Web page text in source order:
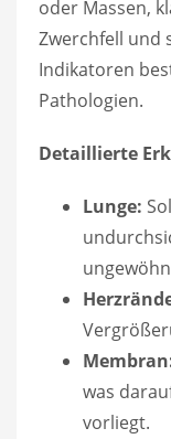
oder Massen,
Zwerchfell und
Indikatoren
Pathologien.
Detaillierte
Lunge:
was
vorliegt.